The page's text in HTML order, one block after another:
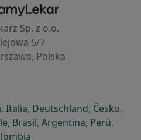
ZnamyLekar - Hlavní stránka
Sp. z o.o.
5/7
Polska
v nové záložce
se otevře v nové záložce
, Italiase otevře v nové záložce
, Deutschlandse otevře v
, Českose
,
záložce
v nové záložce
se otevře v nové záložce
, Brasilse otevře v nové
, Argentinase otevře v
, Perúse
,